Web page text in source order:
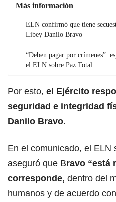
Más información
ELN confirmó que tiene
Libey Danilo Bravo
“Deben pagar por crímenes”:
el ELN sobre Paz Total
Por esto, el Ejército
seguridad e integridad
Danilo Bravo.
En el comunicado, el ELN
aseguró que Bravo “está
corresponde, dentro del
humanos y de acuerdo